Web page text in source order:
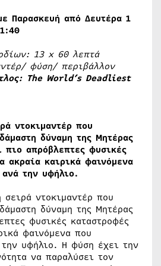
Παρασκευή από Δευτέρα 1
13 x60 λεπτά
φύση/ περιβάλλον
The World’s Deadliest
ντοκιμαντέρ που
δύναμη της Μητέρας
πιο απρόβλεπτες φυσικές
ακραία καιρικά φαινόμενα
την υφήλιο.
σειρά ντοκιμαντέρ που
δύναμη της Μητέρας
φυσικές καταστροφές
φαινόμενα που
υφήλιο. Η φύση έχει την
να παραλύσει τον